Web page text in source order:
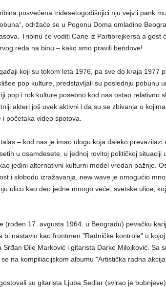
posvećena tridesetogodišnjici nju vejv i pank
održaće se u Pogonu Doma omladine
Tribinu će voditi Cane iz Partibrejkersa a gost
reda na binu – kako smo pravili bendove!
koji su tokom leta 1976, pa sve do kraja 1977
pop kulture, predstavljali su poslednju pobunu
pop i rok kulture posebno kod nas ostao relativno
akteri još uvek aktivni i da su se zbivanja o
početaka video spotova.
– kod nas je imao ulogu koja daleko prevazilazi
u osamdesete, u jednoj rovitoj političkoj situaciji
jedini alternativni kulturni model vredan pažnje.
i slobodu izražavanja, new wave je omogućio
ulicu kao deo jedne mnogo veće, svetske ulice,
(rođen 17. avgusta 1964. u Beogradu) pevačku
bi nastavio kao frontmen "Radničke kontrole" u
Srđan Đile Marković i gitarista Darko Milojković. Sa
na kompiliacijskom albumu "Artistička radna
su gitarista Ljuba Sedlar (svirao je